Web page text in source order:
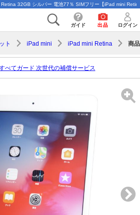
32GB シルバー 電池77％ SIMフリー【iPad mini
ガイド 出品 ログイン
ト iPad mini iPad mini Retina 商
べてガード 次世代の補償サービス